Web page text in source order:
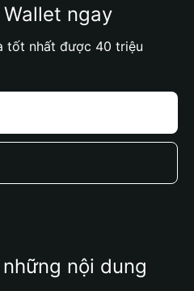
ngay
tốt nhất được 40 triệu
nội dung